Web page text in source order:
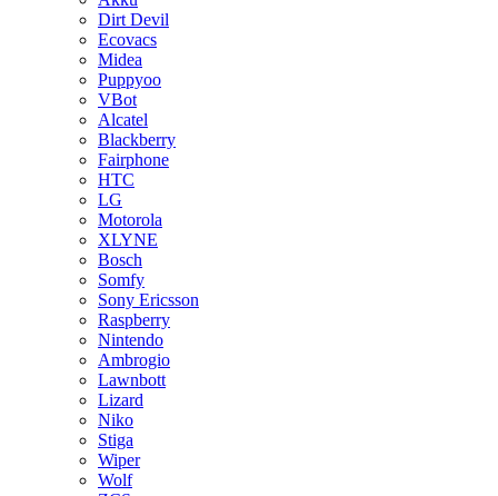
Dirt Devil
Ecovacs
Midea
Puppyoo
VBot
Alcatel
Blackberry
Fairphone
HTC
LG
Motorola
XLYNE
Bosch
Somfy
Sony Ericsson
Raspberry
Nintendo
Ambrogio
Lawnbott
Lizard
Niko
Stiga
Wiper
Wolf